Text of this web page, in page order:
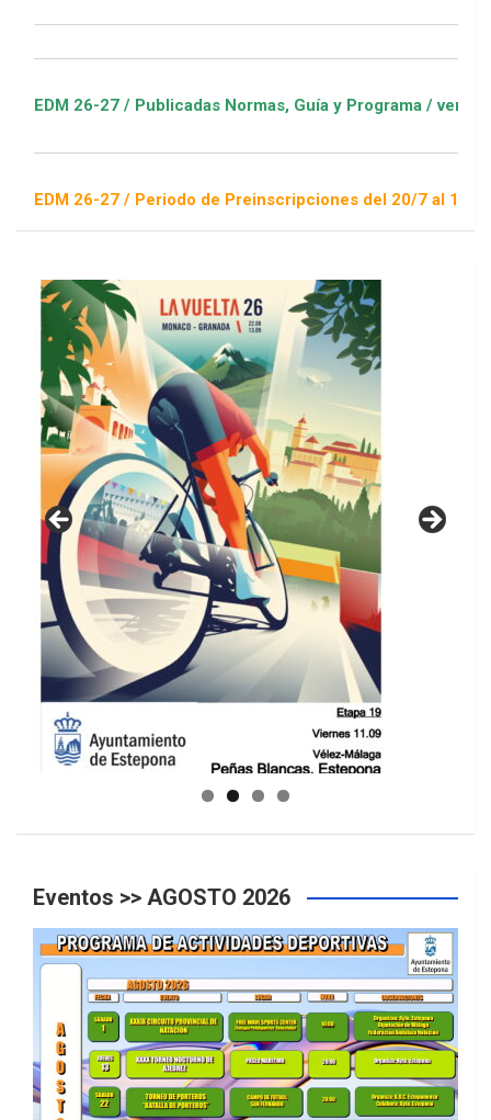
26-27 / Publicadas Normas, Guía y Programa / ver Escuelas
26-27 / Periodo de Preinscripciones del 20/7 al 16/8 /
GUIA DE INSTALACIONES DEPORTIVAS
Eventos >> AGOSTO 2026